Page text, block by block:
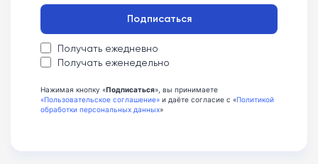
Получать ежедневно
Получать еженедельно
Подписаться
Нажимая кнопку «Подписаться», вы принимаете
«Пользовательское соглашение» и даёте согласие с «Политикой
обработки персональных данных»